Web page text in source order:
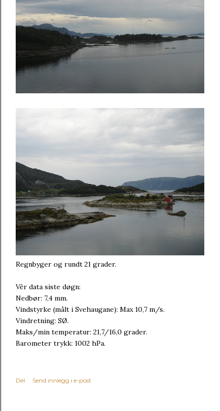
Regnbyger og rundt 21 grader.
Vêr data siste døgn:
Nedbør: 7,4 mm.
Vindstyrke (målt i Svehaugane): Max 10,7 m/s.
Vindretning: SØ.
Maks/min temperatur: 21,7/16,0 grader.
Barometer trykk: 1002 hPa.
Del Send innlegg i e-post